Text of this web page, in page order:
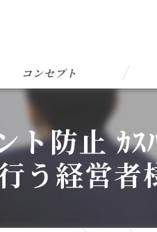
コンセプト
ト防止 ｶ
う経営者